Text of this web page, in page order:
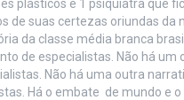
plásticos e 1 psiquiatra que
de suas certezas oriundas da
da classe média branca
de especialistas. Não há um
Não há uma outra
Há o embate de mundo e